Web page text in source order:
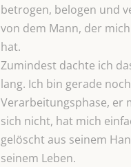
betrogen, belogen und
von dem Mann, der
hat.
Zumindest dachte ich
lang. Ich bin gerade
Verarbeitungsphase, er
sich nicht, hat mich
gelöscht aus seinem
seinem Leben.